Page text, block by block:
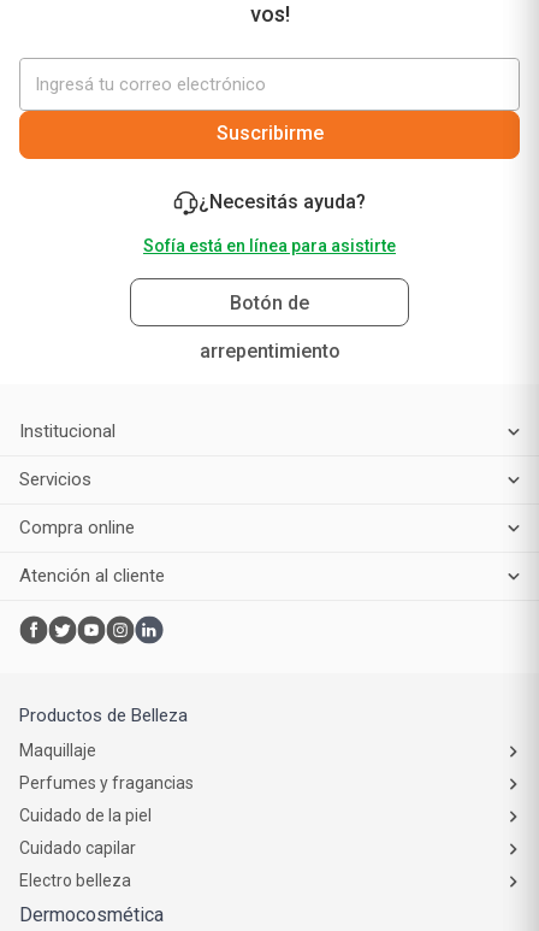
vos!
Suscribirme
¿Necesitás ayuda?
Sofía está en línea para asistirte
Botón de
arrepentimiento
Institucional
Servicios
Compra online
Atención al cliente
Productos de Belleza
Maquillaje
Perfumes y fragancias
Cuidado de la piel
Cuidado capilar
Electro belleza
Dermocosmética